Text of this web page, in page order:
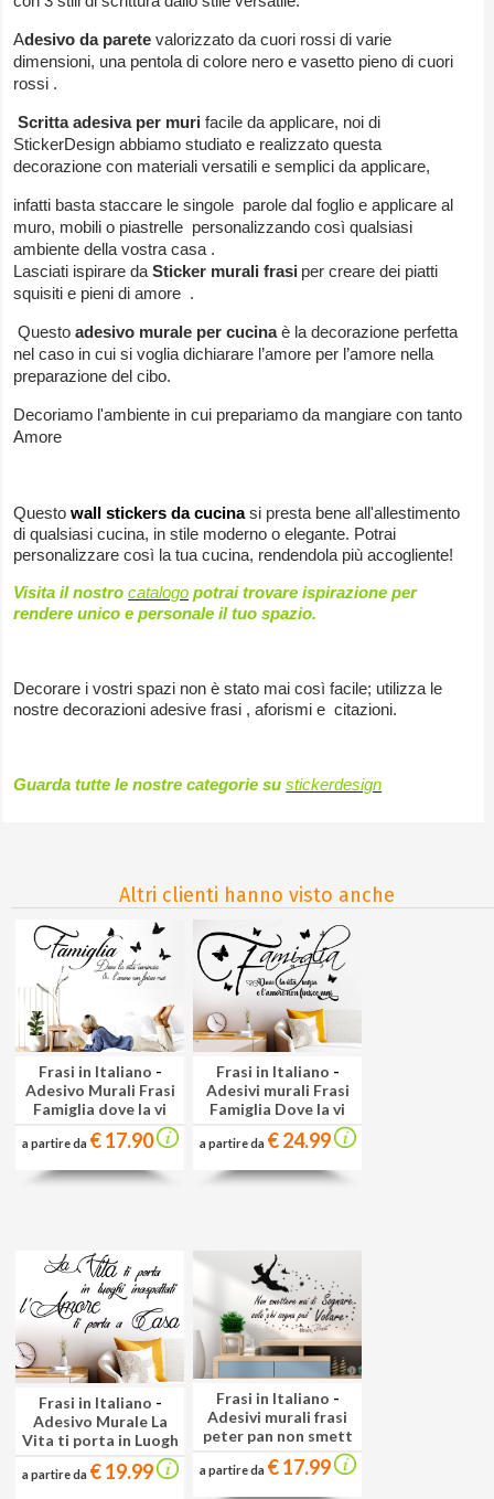
Adesivo da parete valorizzato da cuori rossi di varie
dimensioni, una pentola di colore nero e vasetto pieno di cuori
rossi .
Scritta adesiva per muri facile da applicare, noi di
StickerDesign abbiamo studiato e realizzato questa
decorazione con materiali versatili e semplici da applicare,
infatti basta staccare le singole parole dal foglio e applicare al
muro, mobili o piastrelle personalizzando così qualsiasi
ambiente della vostra casa .
Lasciati ispirare daSticker murali frasi per creare dei piatti
squisiti e pieni di amore .
Questoadesivo murale per cucinaè la decorazione perfetta
nel caso in cui si voglia dichiarare l’amore per l’amore nella
preparazione del cibo.
Decoriamo l'ambiente in cui prepariamo da mangiare con tanto
Amore
Questowall stickers da cucina si presta bene all'allestimento
di qualsiasi cucina, in stile moderno o elegante. Potrai
personalizzare così la tua cucina, rendendola più accogliente!
Visita il nostrocatalogo potrai trovare ispirazione per
rendere unico e personale il tuo spazio.
Decorare i vostri spazi non è stato mai così facile; utilizza le
nostre decorazioni adesive frasi , aforismi e citazioni.
Guarda tutte le nostre categorie sustickerdesign
Altri clienti hanno visto anche
Frasi in Italiano -
Adesivo Murali Frasi
Famiglia dove la vi
a partire da € 17.90
Frasi in Italiano -
Adesivi murali Frasi
Famiglia Dove la vi
a partire da € 24.99
Frasi in Italiano -
Adesivo Murale La
Vita ti porta in Luogh
a partire da € 19.99
Frasi in Italiano -
Adesivi murali frasi
peter pan non smett
a partire da € 17.99